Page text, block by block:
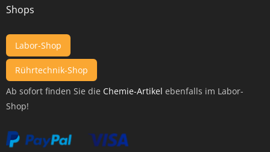
Shops
Labor-Shop
Rührtechnik-Shop
Ab sofort finden Sie die Chemie-Artikel ebenfalls im Labor-
Shop!